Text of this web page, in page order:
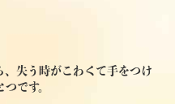
失う時がこわくて手をつけ
です。